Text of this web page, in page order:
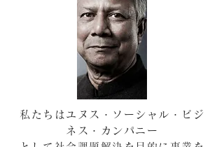
私たちはユヌス・ソーシャル・ビジ
ネス・カンパニー